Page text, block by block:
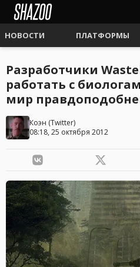
НОВОСТИ ПЛАТФОРМЫ
Разработчики
работать с
мир
Коэн (Twitter)
08:18, 25 октября 2012